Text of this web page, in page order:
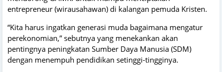
entrepreneur (wirausahawan) di kalangan pemuda Kristen.
“Kita harus ingatkan generasi muda bagaimana mengatur
perekonomian,” sebutnya yang menekankan akan
pentingnya peningkatan Sumber Daya Manusia (SDM)
dengan menempuh pendidikan setinggi-tingginya.